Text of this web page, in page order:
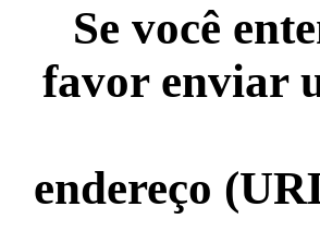
Se você
favor enviar
endereço